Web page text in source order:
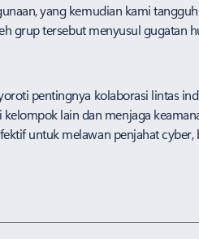
yang kemudian kami
grup tersebut menyusul gugatan
pentingnya kolaborasi lintas
lain dan menjaga
untuk melawan penjahat cyber,